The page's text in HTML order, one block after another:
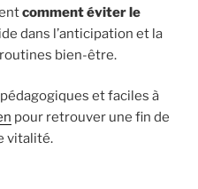
comment éviter le
dans l’anticipation et la
bien-être.
et faciles à
pour retrouver une fin de
vitalité.